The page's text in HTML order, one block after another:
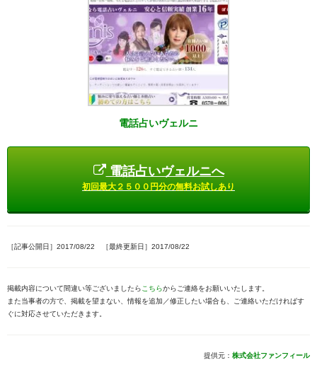
電話占いヴェルニ
電話占いヴェルニへ
初回最大２５００円分の無料お試しあり
［記事公開日］2017/08/22 ［最終更新日］2017/08/22
掲載内容について間違い等ございましたら こちらからご連絡をお願いいたします。
また当事者の方で、掲載を望まない、情報を追加／修正したい場合も、ご連絡いただければす
ぐに対応させていただきます。
提供元： 株式会社ファンフィール